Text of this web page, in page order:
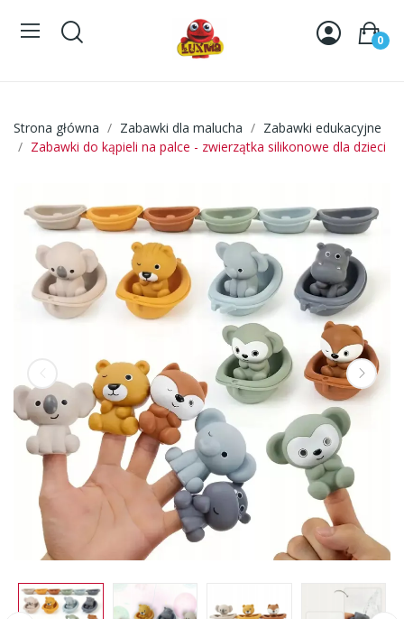
0
Strona główna Zabawki dla malucha
Zabawki edukacyjne
Zabawki do kąpieli na palce - zwierzątka silikonowe dla dzieci